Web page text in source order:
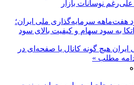
علی‌رغم نوسانات بازار
هفت‌ماهه سرمایه‌گذاری ملی ایران؛
به سود سهام و کیفیت بالای سود
هیچ گونه کانال یا صفحه‌ای در
مطلب »